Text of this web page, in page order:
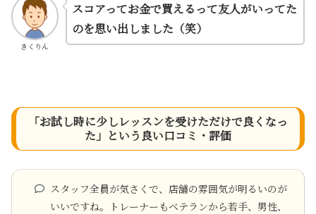
きくりん
スコアってお金で買えるって友人がいってた
のを思い出しました（笑）
「お試し時に少しレッスンを受けただけで良くなっ
た」という良い口コミ・評価
スタッフ全員が気さくで、店舗の雰囲気が明るいのが
いいですね。トレーナーもベテランから若手、男性、